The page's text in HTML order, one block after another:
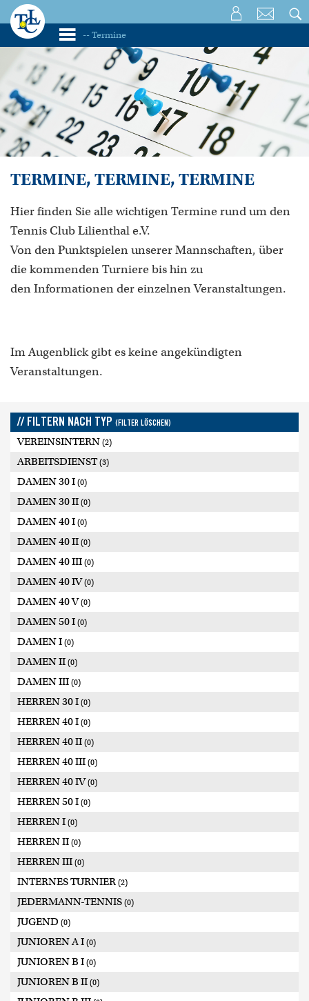
TERMINE, TERMINE, TERMINE
Hier finden Sie alle wichtigen Termine rund um den
Tennis Club Lilienthal e.V.
Von den Punktspielen unserer Mannschaften, über
die kommenden Turniere bis hin zu
den Informationen der einzelnen Veranstaltungen.
Im Augenblick gibt es keine angekündigten
Veranstaltungen.
// FILTERN NACH TYP (FILTER LÖSCHEN)
VEREINSINTERN (2)
ARBEITSDIENST(3)
DAMEN 30 I (0)
DAMEN 30 II (0)
DAMEN 40 I (0)
DAMEN 40 II (0)
DAMEN 40 III (0)
DAMEN 40 IV(0)
DAMEN 40 V(0)
DAMEN 50 I (0)
DAMEN I (0)
DAMEN II (0)
DAMEN III (0)
HERREN 30 I (0)
HERREN 40 I (0)
HERREN 40 II (0)
HERREN 40 III (0)
HERREN 40 IV(0)
HERREN 50 I (0)
HERREN I (0)
HERREN II (0)
HERREN III (0)
INTERNES TURNIER (2)
JEDERMANN-TENNIS (0)
JUGEND (0)
JUNIOREN A I (0)
JUNIOREN B I (0)
JUNIOREN B II (0)